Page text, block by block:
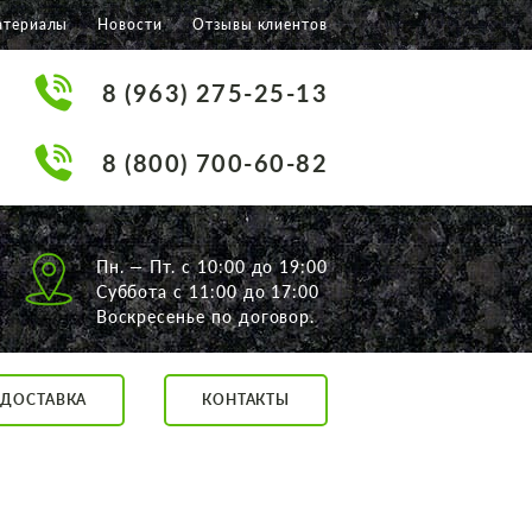
Новости Отзывы клиентов
8 (963) 275-25-13
8 (800) 700-60-82
Пн. — Пт. с 10:00 до 19:00
Суббота с 11:00 до 17:00
Воскресенье по договор.
ДОСТАВКА КОНТАКТЫ